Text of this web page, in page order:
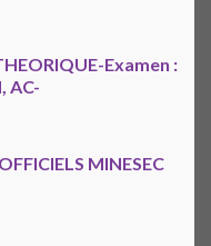
Examen :
AC-
MINESEC